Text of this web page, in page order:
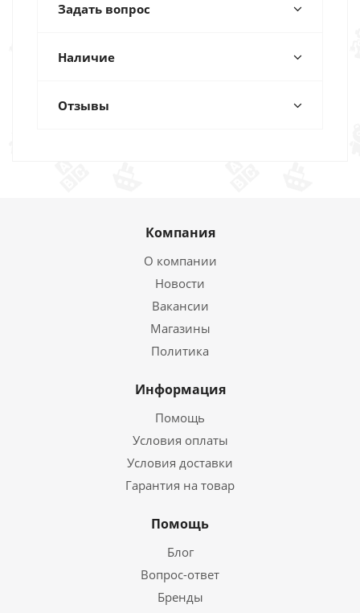
Задать вопрос
Наличие
Отзывы
Компания
О компании
Новости
Вакансии
Магазины
Политика
Информация
Помощь
Условия оплаты
Условия доставки
Гарантия на товар
Помощь
Блог
Вопрос-ответ
Бренды